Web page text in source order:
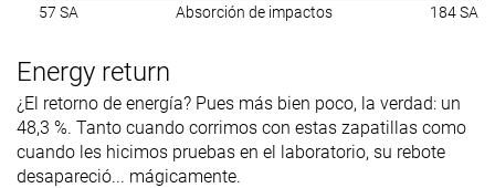
57 SA Absorción de impactos 184 SA
Energy return
¿El retorno de energía? Pues más bien poco, la verdad: un
48,3 %. Tanto cuando corrimos con estas zapatillas como
cuando les hicimos pruebas en el laboratorio, su rebote
desapareció... mágicamente.